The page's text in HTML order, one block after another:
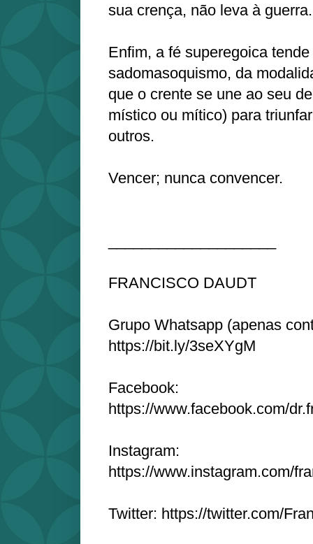
sua crença, não leva à guerra.
Enfim, a fé superegoica
sadomasoquismo, da
que o crente se une ao seu
místico ou mítico) para
outros.
Vencer; nunca convencer.
FRANCISCO DAUDT
Grupo Whatsapp (apenas
https://bit.ly/3seXYgM
Facebook:
https://www.facebook.com/
Instagram:
https://www.instagram.com/
Twitter: https://twitter.com/